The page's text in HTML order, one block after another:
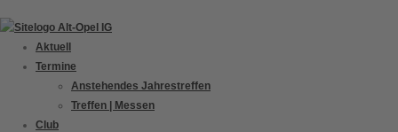
Zum
Inhalt
springen
Aktuell
Termine
Anstehendes Jahrestreffen
Treffen | Messen
Club